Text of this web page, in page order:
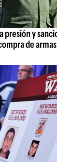
presión y
de